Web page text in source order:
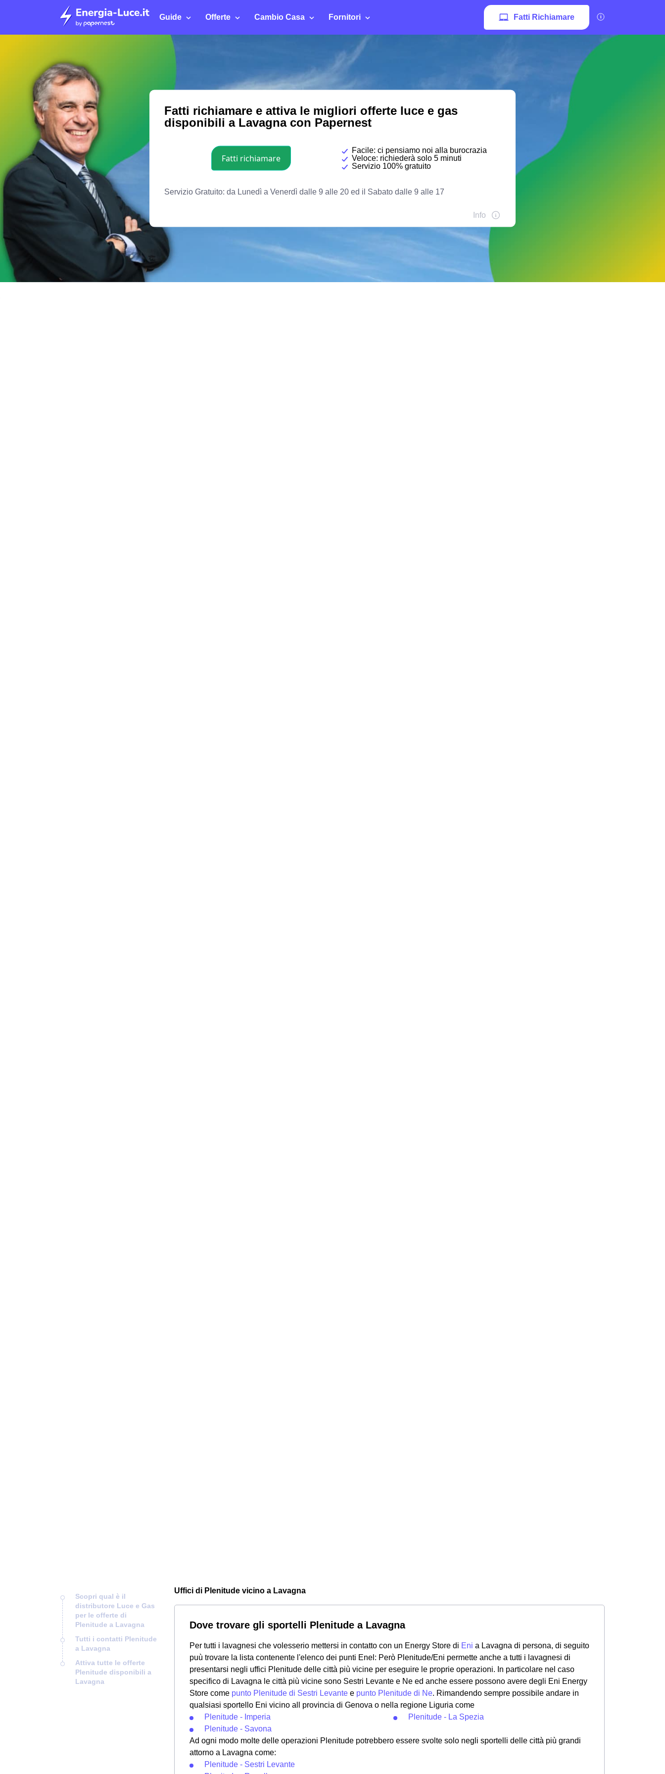
Guide Offerte Cambio Casa Fornitori Fatti Richiamare
Scopri qual è il
distributore Luce e Gas
per le offerte di
Plenitude a Lavagna
Tutti i contatti Plenitude
a Lavagna
Attiva tutte le offerte
Plenitude disponibili a
Lavagna
Uffici di Plenitude vicino a Lavagna
Dove trovare gli sportelli Plenitude a Lavagna
Per tutti i lavagnesi che volesserio mettersi in contatto con un Energy Store di Eni a Lavagna di persona, di seguito
puù trovare la lista contenente l'elenco dei punti Enel: Però Plenitude/Eni permette anche a tutti i lavagnesi di
presentarsi negli uffici Plenitude delle città più vicine per eseguire le proprie operazioni. In particolare nel caso
specifico di Lavagna le città più vicine sono Sestri Levante e Ne ed anche essere possono avere degli Eni Energy
Store come punto Plenitude di Sestri Levante e punto Plenitude di Ne. Rimandendo sempre possibile andare in
qualsiasi sportello Eni vicino all provincia di Genova o nella regione Liguria come
Plenitude - Imperia
Plenitude - Savona
Plenitude - La Spezia
Ad ogni modo molte delle operazioni Plenitude potrebbero essere svolte solo negli sportelli delle città più grandi
attorno a Lavagna come:
Plenitude - Sestri Levante